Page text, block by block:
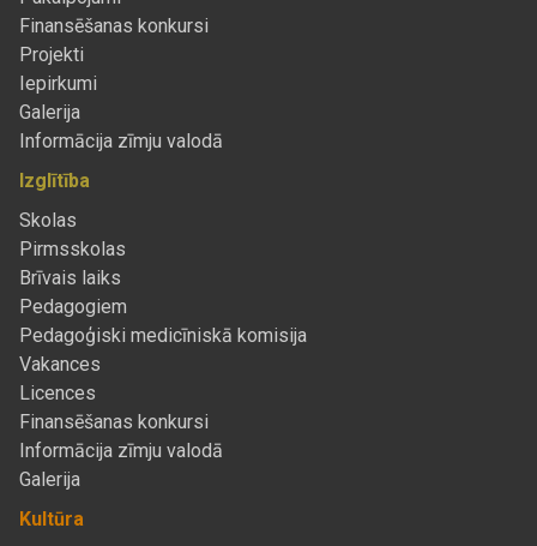
Finansēšanas konkursi
Projekti
Iepirkumi
Galerija
Informācija zīmju valodā
Izglītība
Skolas
Pirmsskolas
Brīvais laiks
Pedagogiem
Pedagoģiski medicīniskā komisija
Vakances
Licences
Finansēšanas konkursi
Informācija zīmju valodā
Galerija
Kultūra